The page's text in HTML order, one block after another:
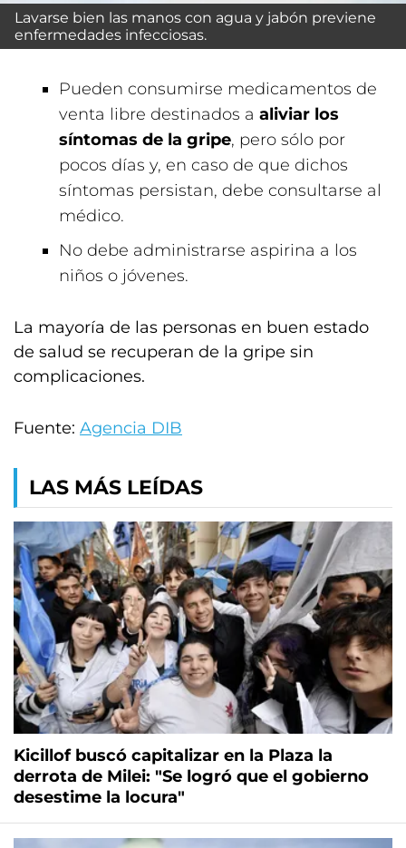
Lavarse bien las manos con agua y jabón previene
enfermedades infecciosas.
Pueden consumirse medicamentos de
venta libre destinados a aliviar los
síntomas de la gripe, pero sólo por
pocos días y, en caso de que dichos
síntomas persistan, debe consultarse al
médico.
No debe administrarse aspirina a los
niños o jóvenes.
La mayoría de las personas en buen estado
de salud se recuperan de la gripe sin
complicaciones.
Fuente: Agencia DIB
LAS MÁS LEÍDAS
Kicillof buscó capitalizar en la Plaza la
derrota de Milei: "Se logró que el gobierno
desestime la locura"